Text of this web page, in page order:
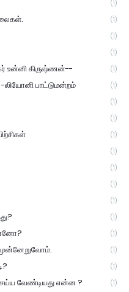
(1)
(1)
(1)
(1)
உன்னி கிருஷ்ணன்-- (1)
பாட்டுமன்றம் (1)
(1)
(1)
(1)
(1)
(1)
(1)
(1)
(1)
(1)
(1)
(1)
வேண்டியது என்ன ? (1)